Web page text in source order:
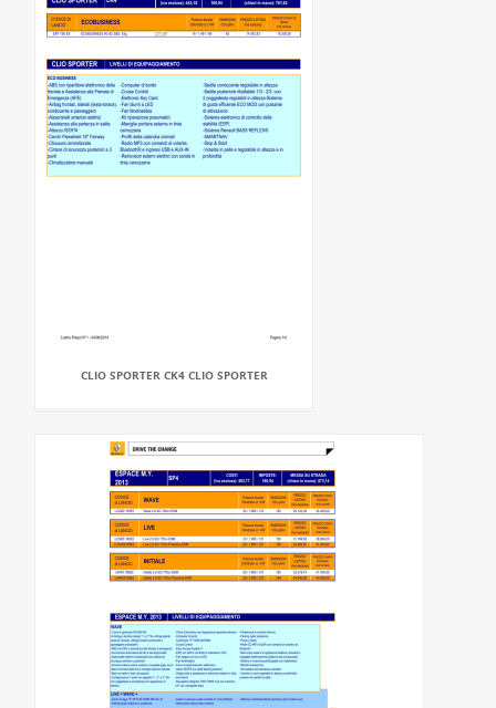
CLIO SPORTER CK4 CLIO SPORTER